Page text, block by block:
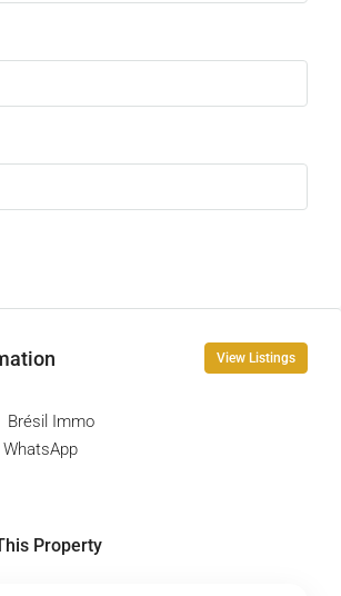
View Listings
Brésil Immo
WhatsApp
Property